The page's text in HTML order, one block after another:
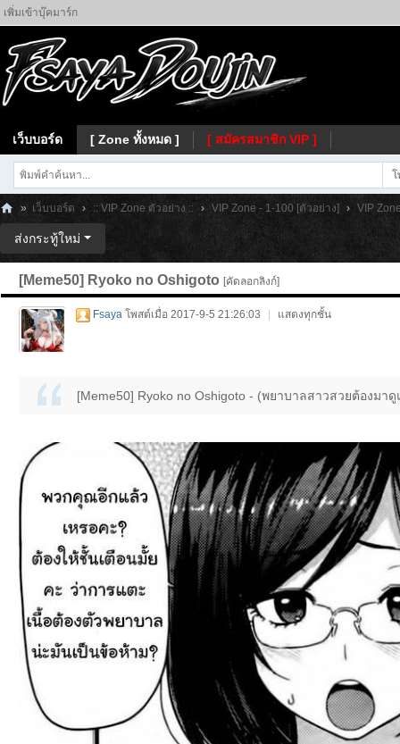
เพิ่มเข้าบุ๊คมาร์ก
เว็บบอร์ด [ Zone ทั้งหมด ] [ สมัครสมาชิก VIP ]
ay
» เว็บบอร์ด › :: VIP Zone ตัวอย่าง :: › VIP Zone - 1-100 [ตัวอย่าง] › VIP
ส่งกระทู้ใหม่
[Meme50] Ryoko no Oshigoto [คัดลอกลิงก์]
Fsaya โพสต์เมื่อ 2017-9-5 21:26:03 แสดงทุกชั้น
[Meme50] Ryoko no Oshigoto - (พยาบาลสาวสวยต้องม